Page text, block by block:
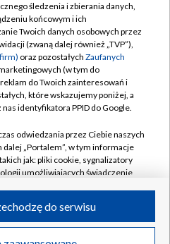
TVP
TVP
prywatności
zgody
Pomoc
Kanały
S.A. w likwidacji
śledzenia i zbierania danych,
końcowym i ich
Twoich danych osobowych przez
(zwaną dalej również „TVP”),
oraz pozostałych Zaufanych
(w tym do
do Twoich zainteresowań i
które wskazujemy poniżej, a
identyfikatora PPID do Google.
odwiedzania przez Ciebie naszych
dalej „Portalem”, w tym informacje
jak: pliki cookie, sygnalizatory
umożliwiających świadczenie
odwiedzania przez Ciebie
do serwisu